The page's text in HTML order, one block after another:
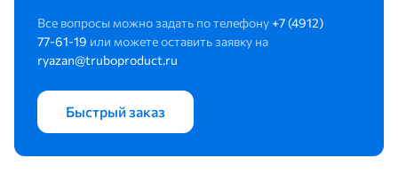
Все вопросы можно задать по телефону +7 (4912)
77-61-19 или можете оставить заявку на
ryazan@truboproduct.ru
Быстрый заказ